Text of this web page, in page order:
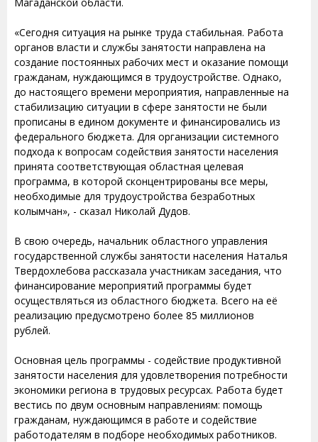
«Сегодня ситуация на рынке труда стабильная. Работа
органов власти и службы занятости направлена на
создание постоянных рабочих мест и оказание помощи
гражданам, нуждающимся в трудоустройстве. Однако,
до настоящего времени мероприятия, направленные на
стабилизацию ситуации в сфере занятости не были
прописаны в едином документе и финансировались из
федерального бюджета. Для организации системного
подхода к вопросам содействия занятости населения
принята соответствующая областная целевая
программа, в которой сконцентрированы все меры,
необходимые для трудоустройства безработных
колымчан», - сказал Николай Дудов.
В свою очередь, начальник областного управления
государственной службы занятости населения Наталья
Твердохлебова рассказала участникам заседания, что
финансирование мероприятий программы будет
осуществляться из областного бюджета. Всего на её
реализацию предусмотрено более 85 миллионов
рублей.
Основная цель программы - содействие продуктивной
занятости населения для удовлетворения потребности
экономики региона в трудовых ресурсах. Работа будет
вестись по двум основным направлениям: помощь
гражданам, нуждающимся в работе и содействие
работодателям в подборе необходимых работников.